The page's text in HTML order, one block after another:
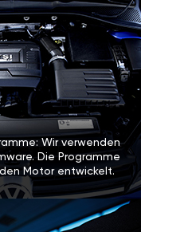
Wir verwenden
Die Programme
Motor entwickelt.